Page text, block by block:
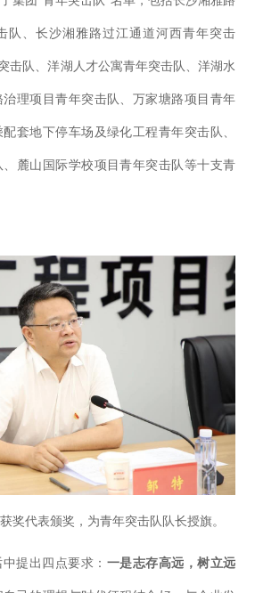
队、长沙湘雅路过江通道河西青年突击
击队、洋湖人才公寓青年突击队、洋湖水
理项目青年突击队、万家塘路项目青年
套地下停车场及绿化工程青年突击队、
麓山国际学校项目青年突击队等十支青
奖代表颁奖，为青年突击队队长授旗。
提出四点要求： 一是志存高远，树立远